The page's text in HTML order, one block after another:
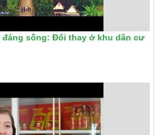
sống: Đổi thay ở khu dân cư